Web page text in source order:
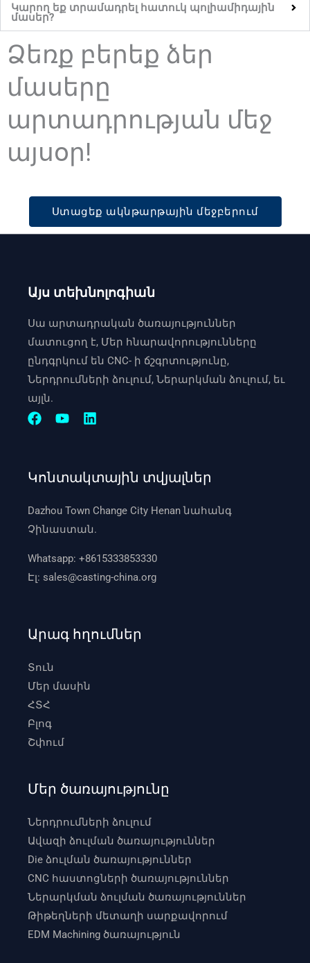
Կարող եք տրամադրել հատուկ պոլիամիդային
մասեր?
Ձեռք բերեք ձեր
մասերը
արտադրության մեջ
այսօր!
Ստացեք ակնթարթային մեջբերում
Այս տեխնոլոգիան
Սա արտադրական ծառայություններ
մատուցող է, Մեր հնարավորությունները
ընդգրկում են CNC- ի ճշգրտությունը,
Ներդրումների ձուլում, Ներարկման ձուլում, եւ
այլն.
Կոնտակտային տվյալներ
Dazhou Town Change City Henan նահանգ
Չինաստան.
Whatsapp:+8615333853330
Էլ:sales@casting-china.org
Արագ հղումներ
Տուն
Մեր մասին
ՀՏՀ
Բլոգ
Շփում
Մեր ծառայությունը
Ներդրումների ձուլում
Ավազի ձուլման ծառայություններ
Die ձուլման ծառայություններ
CNC հաստոցների ծառայություններ
Ներարկման ձուլման ծառայություններ
Թիթեղների մետաղի սարքավորում
EDM Machining ծառայություն